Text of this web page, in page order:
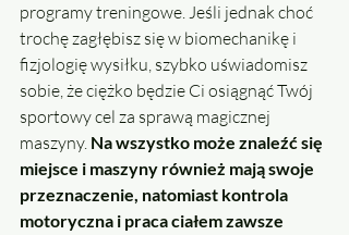
programy treningowe. Jeśli jednak choć
trochę zagłębisz się w biomechanikę i
fizjologię wysiłku, szybko uświadomisz
sobie, że ciężko będzie Ci osiągnąć Twój
sportowy cel za sprawą magicznej
maszyny. Na wszystko może znaleźć się
miejsce i maszyny również mają swoje
przeznaczenie, natomiast kontrola
motoryczna i praca ciałem zawsze